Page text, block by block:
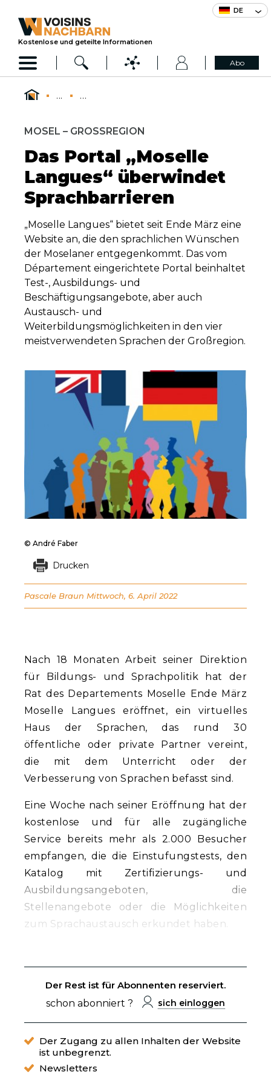
DE
Kostenlose und geteilte Informationen
Abo
... ...
MOSEL – GROSSREGION
Das Portal „Moselle
Langues“ überwindet
Sprachbarrieren
„Moselle Langues“ bietet seit Ende März eine
Website an, die den sprachlichen Wünschen
der Moselaner entgegenkommt. Das vom
Département eingerichtete Portal beinhaltet
Test-, Ausbildungs- und
Beschäftigungsangebote, aber auch
Austausch- und
Weiterbildungsmöglichkeiten in den vier
meistverwendeten Sprachen der Großregion.
Nach 18 Monaten Arbeit seiner Direktion
für Bildungs- und Sprachpolitik hat der
Rat des Departements Moselle Ende März
Moselle Langues eröffnet, ein virtuelles
Haus der Sprachen, das rund 30
öffentliche oder private Partner vereint,
die mit dem Unterricht oder der
Verbesserung von Sprachen befasst sind.
Eine Woche nach seiner Eröffnung hat der
kostenlose und für alle zugängliche
Service bereits mehr als 2.000 Besucher
empfangen, die die Einstufungstests, den
Katalog mit Zertifizierungs- und
Ausbildungsangeboten, die
Stellenangebote oder die Möglichkeiten
zum Sprachaustausch erkundet haben.
Der Rest ist für Abonnenten reserviert.
schon abonniert ?
sich einloggen
Der Zugang zu allen Inhalten der Website
ist unbegrenzt.
Newsletters
© André Faber
Drucken
Pascale Braun Mittwoch, 6. April 2022